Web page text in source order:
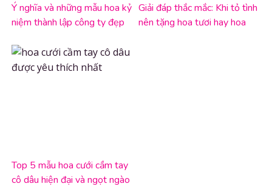
Ý nghĩa và những mẫu hoa kỷ
niệm thành lập công ty đẹp
Giải đáp thắc mắc: Khi tỏ tình
nên tặng hoa tươi hay hoa
Top 5 mẫu hoa cưới cầm tay
cô dâu hiện đại và ngọt ngào